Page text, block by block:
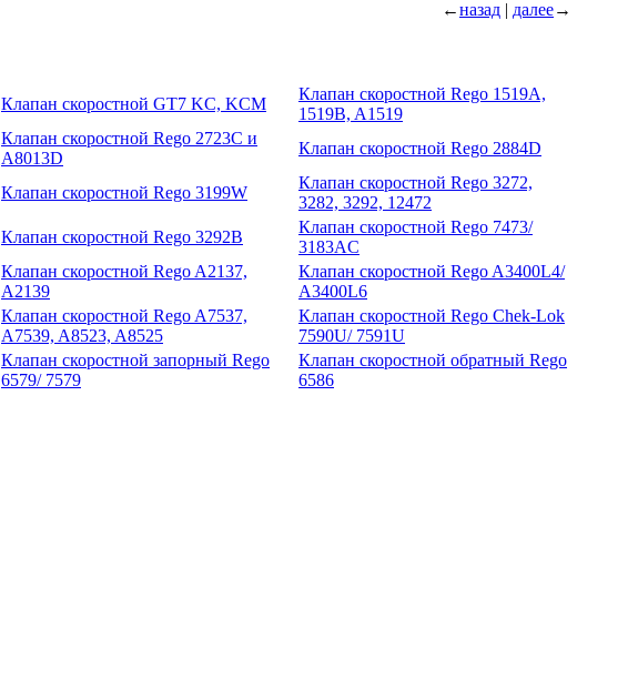
←назад | далее→
Клапан скоростной GT7 KC, KCM
Клапан скоростной Rego 1519A,
1519B, A1519
Клапан скоростной Rego 2723C и
А8013D
Клапан скоростной Rego 2884D
Клапан скоростной Rego 3199W
Клапан скоростной Rego 3272,
3282, 3292, 12472
Клапан скоростной Rego 3292B
Клапан скоростной Rego 7473/
3183AC
Клапан скоростной Rego A2137,
A2139
Клапан скоростной Rego A3400L4/
A3400L6
Клапан скоростной Rego A7537,
A7539, A8523, A8525
Клапан скоростной Rego Chek-Lok
7590U/ 7591U
Клапан скоростной запорный Rego
6579/ 7579
Клапан скоростной обратный Rego
6586